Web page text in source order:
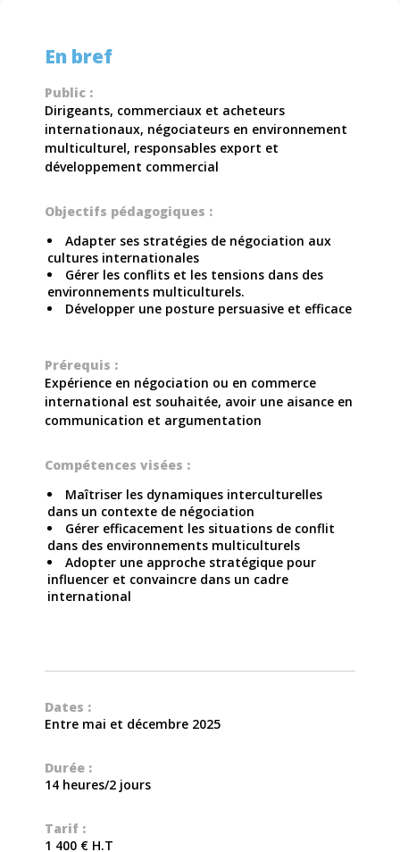
En bref
Public :
Dirigeants, commerciaux et acheteurs
internationaux, négociateurs en environnement
multiculturel, responsables export et
développement commercial
Objectifs pédagogiques :
Adapter ses stratégies de négociation aux
cultures internationales
Gérer les conflits et les tensions dans des
environnements multiculturels.
Développer une posture persuasive et efficace
Prérequis :
Expérience en négociation ou en commerce
international est souhaitée, avoir une aisance en
communication et argumentation
Compétences visées :
Maîtriser les dynamiques interculturelles
dans un contexte de négociation
Gérer efficacement les situations de conflit
dans des environnements multiculturels
Adopter une approche stratégique pour
influencer et convaincre dans un cadre
international
Dates :
Entre mai et décembre 2025
Durée :
14 heures/2 jours
Tarif :
1 400 € H.T